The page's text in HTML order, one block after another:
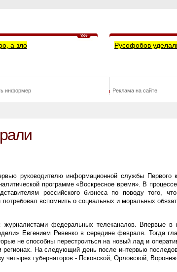
а зло Русофобов
информер Реклама на сайте
руководителю информационной службы Первого
программе «Воскресное время». В
российского бизнеса по поводу того,
потребовал вспомнить о социальных и моральных
журналистами федеральных телеканалов. Впервые
Евгением Ревенко в середине февраля. Тогда
не способны перестроиться на новый лад и
На следующий день после интервью
четырех губернаторов - Псковской, Орловской,